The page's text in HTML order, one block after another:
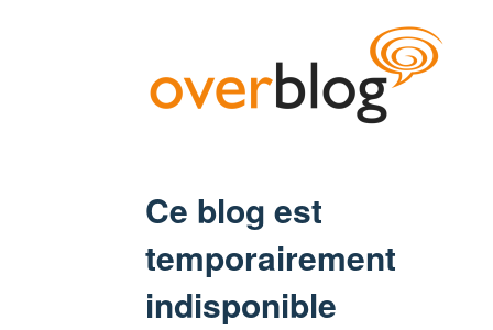
Ce blog est
temporairement
indisponible